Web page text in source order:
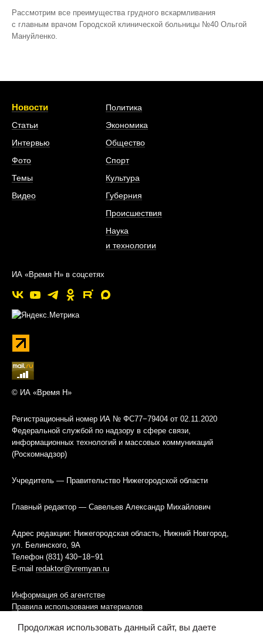
Рассмотрим все преимущества грудного вскармливания
с главным врачом Городской клинической больницы №40 Ольгой
Мануйленко.
Новости
Статьи
Интервью
Фото
Темы
Видео
Политика
Экономика
Общество
Спорт
Культура
Губерния
Происшествия
Наука
и технологии
ИА «Время Н» в соцсетях
© ИА «Время Н»
Регистрационный номер ИА № ФС77−79404 от 02.11.2020
Федеральной службой по надзору в сфере связи,
информационных технологий и массовых коммуникаций
(Роскомнадзор)
Учредитель — Правительство Нижегородской области
Главный редактор — Савельев Александр Михайлович
Адрес редакции: Нижегородская область, Нижний Новгород,
ул. Белинского, 9А
Телефон (831) 430−18−91
E-mail redaktor@vremyan.ru
Информация об агентстве
Правила использования материалов
Продолжая использовать данный сайт, вы даете